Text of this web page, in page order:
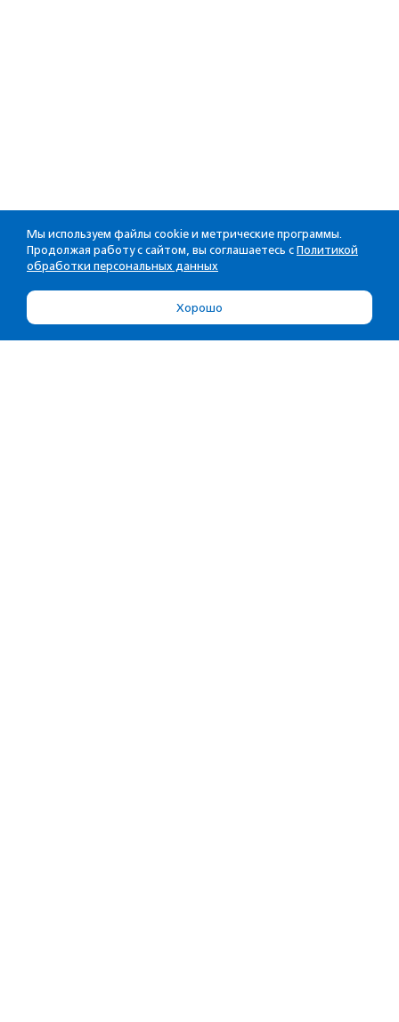
Мы используем файлы cookie и метрические программы.
Продолжая работу с сайтом, вы соглашаетесь с Политикой
обработки персональных данных
Хорошо